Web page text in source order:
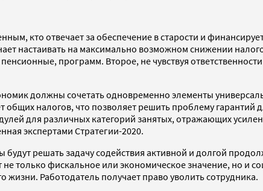
кто отвечает за обеспечение в старости и
настаивать на максимально возможном снижении
программ. Второе, не чувствуя
должны сочетать одновременно элементы
налогов, что позволяет решить проблему
для различных категорий занятых, отражающих
экспертами Стратегии-2020.
решать задачу содействия активной и долгой
только фискальное или экономическое значение, но и
жизни. Работодатель получает право уволить сотрудника.